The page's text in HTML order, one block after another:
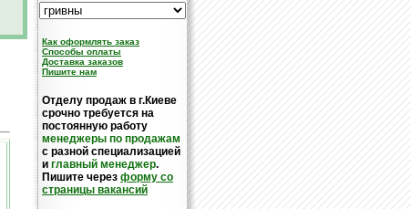
Как оформлять заказ
Cпособы оплаты
Доставка заказов
Пишите нам
Отделу продаж в г.Киеве
срочно требуется на
постоянную работу
менеджеры по продажам
с разной специализацией
и главный менеджер.
Пишите через форму со
страницы вакансий